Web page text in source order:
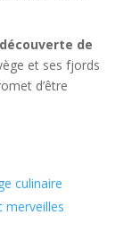
de
et ses fjords
d’être
culinaire
merveilles